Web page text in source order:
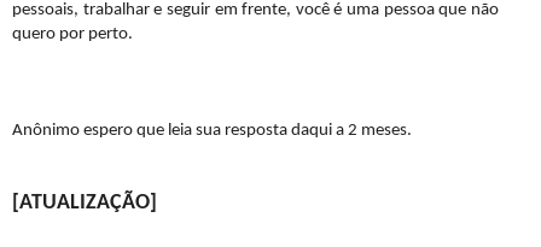
pessoais, trabalhar e seguir em frente, você é uma pessoa que não
quero por perto.
Anônimo espero que leia sua resposta daqui a 2 meses.
[ATUALIZAÇÃO]